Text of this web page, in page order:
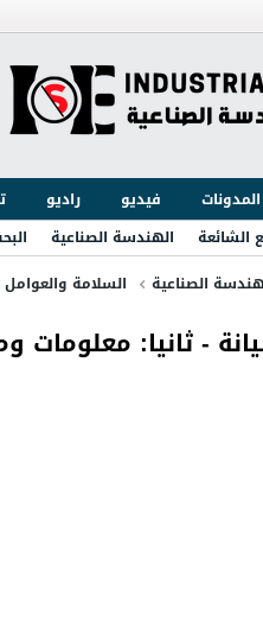
المدونات فيديو راديو
الشائعة الهندسة الصناعية
الصناعية السلامة والعوامل
- ثانيا: معلومات